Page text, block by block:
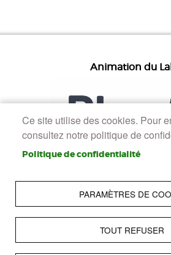
Animation du
Ce site utilise des cookies. Pour
consultez notre politique de
Politique de confidentialité
PARAMÈTRES DE
TOUT REFUSER